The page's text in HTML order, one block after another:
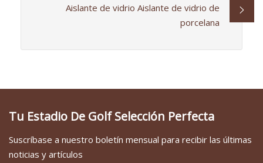
Aislante de vidrio Aislante de vidrio de
porcelana
Tu Estadio De Golf Selección Perfecta
Suscríbase a nuestro boletín mensual para recibir las últimas
noticias y artículos